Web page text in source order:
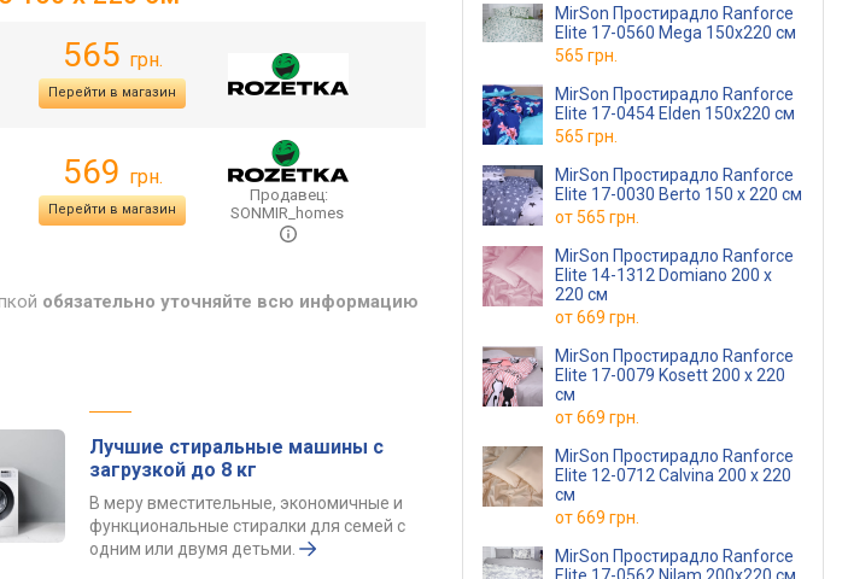
565 грн.
Перейти в магазин
569 грн.
Перейти в магазин
Продавец:
SONMIR_homes
обязательно уточняйте всю информацию
Лучшие стиральные машины с
загрузкой до 8 кг
В меру вместительные, экономичные и
функциональные стиралки для семей с
одним или двумя детьми.
MirSon Простирадло Ranforce
Elite 17-0560 Mega 150х220 см
565 грн.
MirSon Простирадло Ranforce
Elite 17-0454 Elden 150х220 см
565 грн.
MirSon Простирадло Ranforce
Elite 17-0030 Berto 150 х 220 см
от565 грн.
MirSon Простирадло Ranforce
Elite 14-1312 Domiano 200 х
220 см
от669 грн.
MirSon Простирадло Ranforce
Elite 17-0079 Kosett 200 х 220
см
от669 грн.
MirSon Простирадло Ranforce
Elite 12-0712 Calvina 200 х 220
см
от669 грн.
MirSon Простирадло Ranforce